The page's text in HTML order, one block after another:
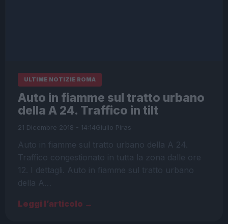
ULTIME NOTIZIE ROMA
Auto in fiamme sul tratto urbano
della A 24. Traffico in tilt
21 Dicembre 2018 - 14:14Giulio Piras
Auto in fiamme sul tratto urbano della A 24.
Traffico congestionato in tutta la zona dalle ore
12. I dettagli. Auto in fiamme sul tratto urbano
della A…
Leggi l’articolo →